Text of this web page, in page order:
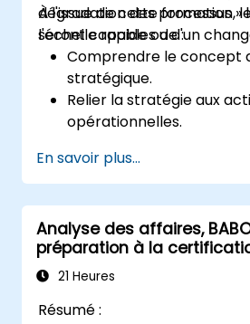
dégradation des processus »
l'échelle rapide ou d'un
À l'issue de cette formation,
seront capables de :
Comprendre le concept
stratégique.
Relier la stratégie aux
opérationnelles.
contrôle de la qualité.
Appliquer des
d'assurance qualité.
En savoir plus...
Analyse des affaires,
préparation à la
21 Heures
Résumé :